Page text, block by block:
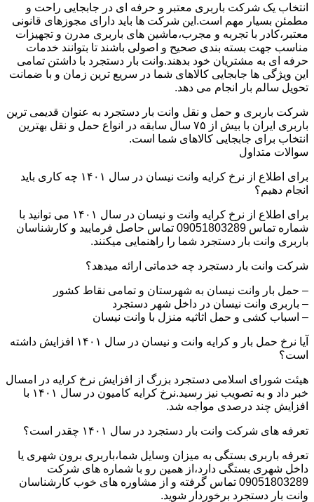
انتخاب یک شرکت باربری معتبر و حرفه ای در جابجایی راحت و
مطمئن بسیار مهم است.این شرکت ها باید دارای مجوزهای قانونی
معتبر،کادر با تجربه و مجرب،ماشین های باربری مدرن و تجهیزات
مناسب جهت بسته بندی صحیح و اصولی باشند تا بتوانند خدمات
حرفه ای به مشتریان خود بدهند.وانت بار دستجرد با داشتن تمامی
این ویژگی ها جابجایی کالاهای شما در سریع ترین زمان و با ضمانت
تحویل سالم بار انجام می دهد.
شرکت باربری و حمل و نقل وانت بار دستجرد به عنوان قدیمی ترین
باربری ایران با بیش از ۷۵ سال سابقه در انواع حمل و نقل بهترین
انتخاب برای جابجایی کالاهای شما است.
سوالات متداول
برای اطلاع از نرخ کرایه وانت نیسان در سال ۱۴۰۱ چه کاری باید
انجام دهیم؟
برای اطلاع از نرخ کرایه وانت و نیسان در سال ۱۴۰۱ می توانید با
شماره تماس 09051803289 تماس حاصل فرمایید و کارشناسان
باربری وانت بار دستجرد شما را راهنمایی میکنند.
شرکت وانت بار دستجرد چه خدماتی ارائه میدهد؟
– حمل بار وانت نیسان به شهرستان و تمامی نقاط کشور
– باربری وانت نیسان در داخل شهر دستجرد
– اسباب کشی و حمل اثاثیه منزل با وانت نیسان
آیا نرخ حمل بار و کرایه وانت و نیسان در سال ۱۴۰۱ افزایش داشته
است؟
هیئت شورای اسلامی دستجرد بزرگ از افزایش نرخ کرایه در امسال
خبر داد و به تصویب نیز رسید.نرخ کرایه کامیون در سال ۱۴۰۱ با
افزایش چند درصدی مواجه شد.
تعرفه های شرکت وانت بار دستجرد در سال ۱۴۰۱ چقدر است؟
تعرفه باربری بستگی به میزان وسایل شما،باربری برون شهری یا
داخل شهری بستگی دارد،از همین رو با شماره های شرکت
09051803289 تماس گرفته و از مشاوره های خوب کارشناسان
وانت بار دستجرد برخوردار شوید.